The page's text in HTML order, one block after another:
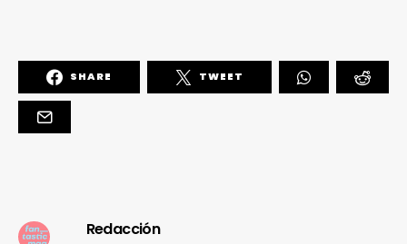
SHARE TWEET
Redacción